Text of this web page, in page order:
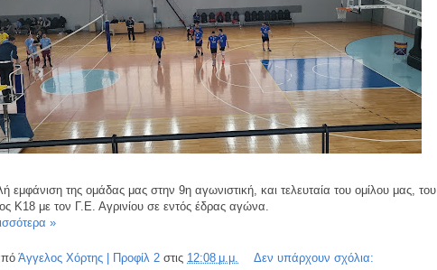
εμφάνιση της ομάδας μας στην 9η αγωνιστική, και τελευταία του ομίλου μας, του
Κ18 με τον Γ.Ε. Αγρινίου σε εντός έδρας αγώνα.
»
Άγγελος Χόρτης | Προφίλ 2 στις 12:08 μ.μ. Δεν υπάρχουν σχόλια: